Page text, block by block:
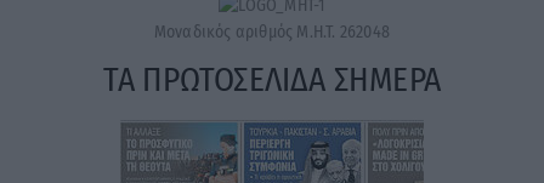
Μοναδικός αριθμός Μ.Η.Τ. 262048
ΤΑ ΠΡΩΤΟΣΕΛΙΔΑ ΣΗΜΕΡΑ